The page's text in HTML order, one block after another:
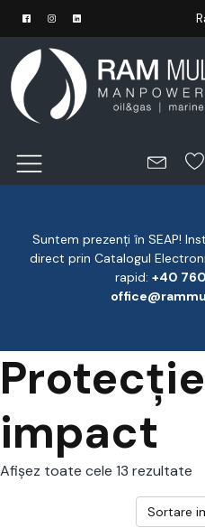
Suntem prezenți în SEAP!
direct prin Catalogul
rapid: ‪+40
impact
Afișez toate cele 13 rezultate